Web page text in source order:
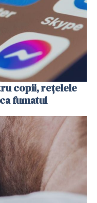
copii, rețelele
fumatul